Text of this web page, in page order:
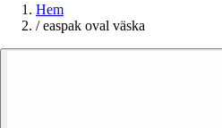
Hem
/ easpak oval väska